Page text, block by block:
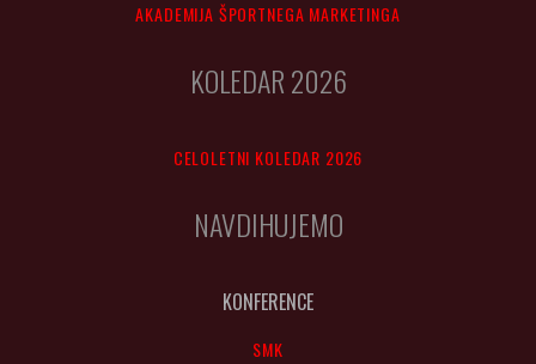
AKADEMIJA ŠPORTNEGA MARKETINGA
KOLEDAR 2026
CELOLETNI KOLEDAR 2026
NAVDIHUJEMO
KONFERENCE
SMK